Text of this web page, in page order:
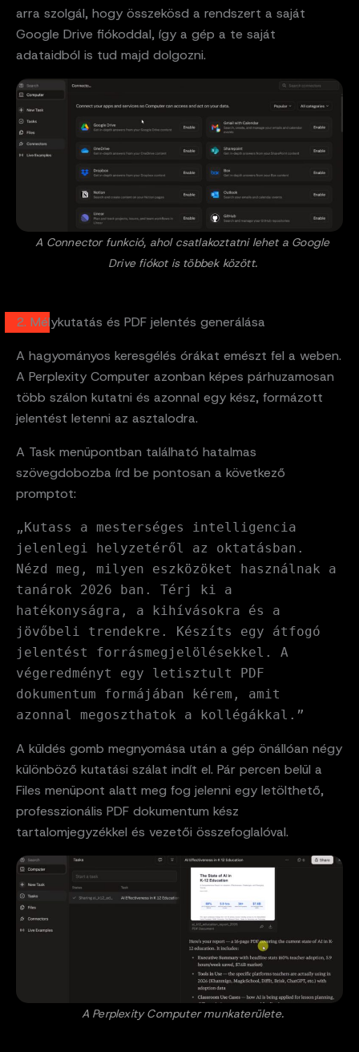
arra szolgál, hogy összekösd a rendszert a saját
Google Drive fiókoddal, így a gép a te saját
adataidból is tud majd dolgozni.
A Connector funkció, ahol csatlakoztatni lehet a Google
Drive fiókot is többek között.
2. Mélykutatás és PDF jelentés generálása
A hagyományos keresgélés órákat emészt fel a weben.
A Perplexity Computer azonban képes párhuzamosan
több szálon kutatni és azonnal egy kész, formázott
jelentést letenni az asztalodra.
A Task menüpontban található hatalmas
szövegdobozba írd be pontosan a következő
promptot:
„Kutass a mesterséges intelligencia
jelenlegi helyzetéről az oktatásban.
Nézd meg, milyen eszközöket használnak a
tanárok 2026 ban. Térj ki a
hatékonyságra, a kihívásokra és a
jövőbeli trendekre. Készíts egy átfogó
jelentést forrásmegjelölésekkel. A
végeredményt egy letisztult PDF
dokumentum formájában kérem, amit
azonnal megoszthatok a kollégákkal.”
A küldés gomb megnyomása után a gép önállóan négy
különböző kutatási szálat indít el. Pár percen belül a
Files menüpont alatt meg fog jelenni egy letölthető,
professzionális PDF dokumentum kész
tartalomjegyzékkel és vezetői összefoglalóval.
A Perplexity Computer munkaterülete.